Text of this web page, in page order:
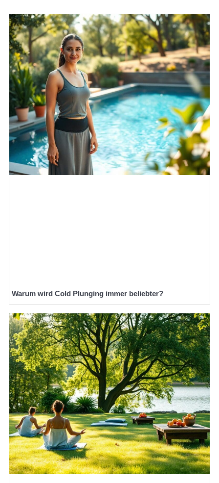
Warum wird Cold Plunging immer beliebter?